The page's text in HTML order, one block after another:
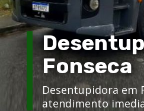
Fonseca
Desentupidora em
atendimento